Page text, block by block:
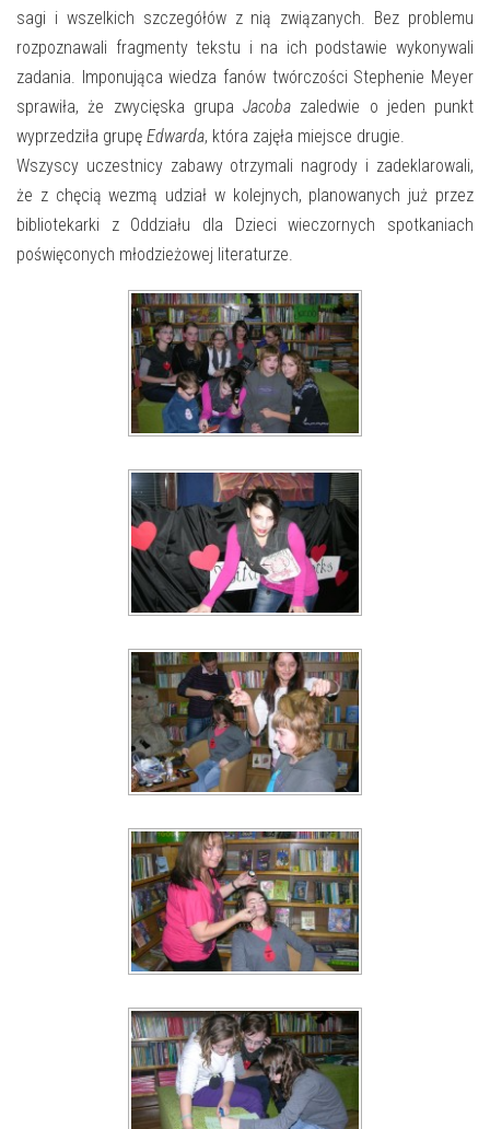
sagi i wszelkich szczegółów z nią związanych. Bez problemu
rozpoznawali fragmenty tekstu i na ich podstawie wykonywali
zadania. Imponująca wiedza fanów twórczości Stephenie Meyer
sprawiła, że zwycięska grupa Jacoba zaledwie o jeden punkt
wyprzedziła grupę Edwarda, która zajęła miejsce drugie.
Wszyscy uczestnicy zabawy otrzymali nagrody i zadeklarowali,
że z chęcią wezmą udział w kolejnych, planowanych już przez
bibliotekarki z Oddziału dla Dzieci wieczornych spotkaniach
poświęconych młodzieżowej literaturze.